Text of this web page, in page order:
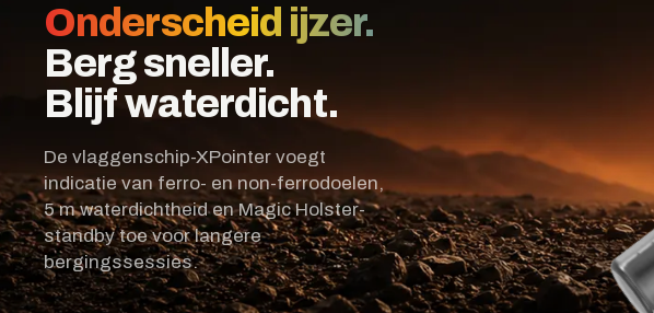
Onderscheid ijzer.
Berg sneller.
Blijf waterdicht.
De vlaggenschip-XPointer voegt
indicatie van ferro- en non-ferrodoelen,
5 m waterdichtheid en Magic Holster-
standby toe voor langere
bergingssessies.